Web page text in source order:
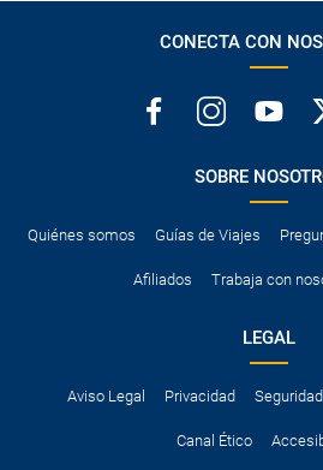
CONECTA CON
SOBRE
Quiénes somos Guías de Viajes
Afiliados Trabaja con
LEGAL
Aviso Legal Privacidad Seguridad
Canal Ético